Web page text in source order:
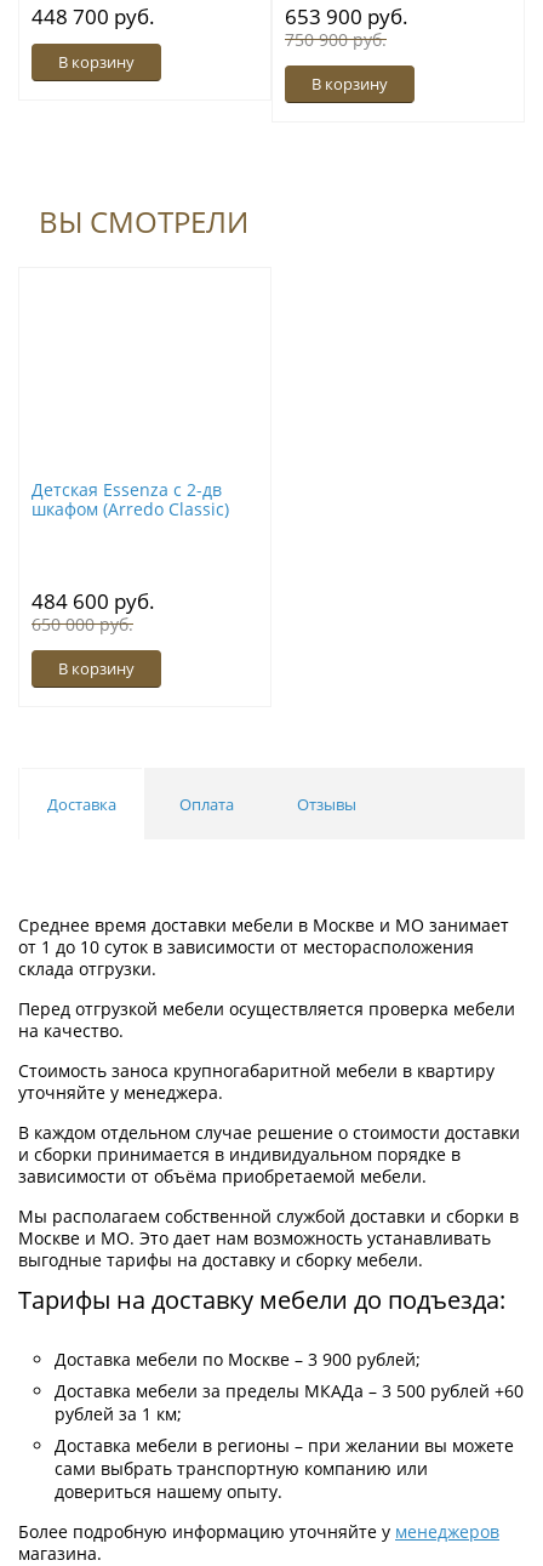
448 700 руб.
В корзину
653 900 руб.
750 900 руб.
В корзину
ВЫ СМОТРЕЛИ
Детская Essenza с 2-дв
шкафом (Arredo Classic)
484 600 руб.
650 000 руб.
В корзину
Доставка Оплата Отзывы
Среднее время доставки мебели в Москве и МО занимает
от 1 до 10 суток в зависимости от месторасположения
склада отгрузки.
Перед отгрузкой мебели осуществляется проверка мебели
на качество.
Стоимость заноса крупногабаритной мебели в квартиру
уточняйте у менеджера.
В каждом отдельном случае решение о стоимости доставки
и сборки принимается в индивидуальном порядке в
зависимости от объёма приобретаемой мебели.
Мы располагаем собственной службой доставки и сборки в
Москве и МО. Это дает нам возможность устанавливать
выгодные тарифы на доставку и сборку мебели.
Тарифы на доставку мебели до подъезда:
Доставка мебели по Москве – 3 900 рублей;
Доставка мебели за пределы МКАДа – 3 500 рублей +60
рублей за 1 км;
Доставка мебели в регионы – при желании вы можете
сами выбрать транспортную компанию или
довериться нашему опыту.
Более подробную информацию уточняйте у менеджеров
магазина.